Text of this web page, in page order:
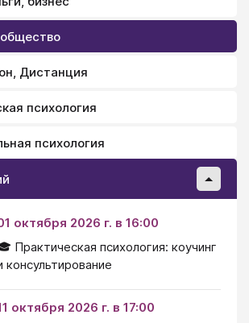
Дистанция
психология
психология
октября 2026 г. в 16:00
Практическая психология: коучинг
консультирование
октября 2026 г. в 17:00